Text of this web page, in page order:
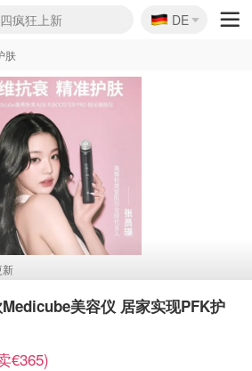
开抢！
疯狂上新
大促
折 随时失效
独家85折额外叠85折
闪促！每日更新
！5折起+叠9折
仅€192
🇩🇪
DE
肤
新
美容仪 居家实现PFK护
€365)